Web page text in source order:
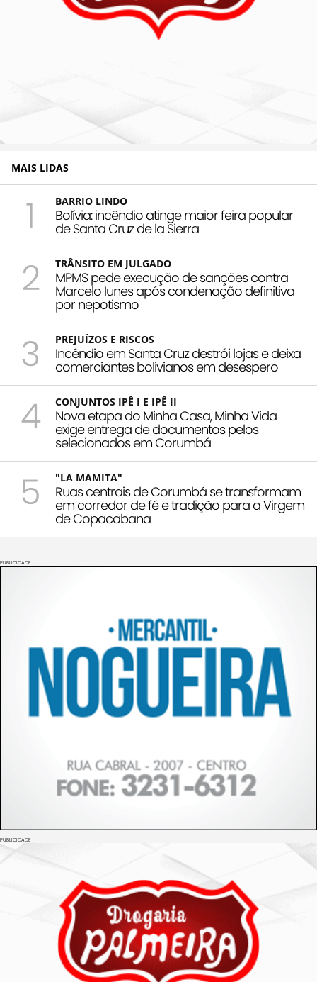
MAIS LIDAS
1 BARRIO LINDO
Bolívia: incêndio atinge maior feira popular
de Santa Cruz de la Sierra
2 TRÂNSITO EM JULGADO
MPMS pede execução de sanções contra
Marcelo Iunes após condenação definitiva
por nepotismo
3 PREJUÍZOS E RISCOS
Incêndio em Santa Cruz destrói lojas e deixa
comerciantes bolivianos em desespero
4 CONJUNTOS IPÊ I E IPÊ II
Nova etapa do Minha Casa, Minha Vida
exige entrega de documentos pelos
selecionados em Corumbá
5 "LA MAMITA"
Ruas centrais de Corumbá se transformam
em corredor de fé e tradição para a Virgem
de Copacabana
PUBLICIDADE
PUBLICIDADE